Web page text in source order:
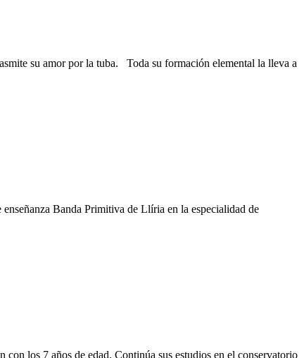
su amor por la tuba. Toda su formación elemental la lleva a
Banda Primitiva de Llíria en la especialidad de
los 7 años de edad. Continúa sus estudios en el conservatorio